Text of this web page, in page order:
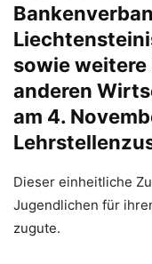
sowie
anderen
am 4.
Dieser einheitliche
Jugendlichen für
zugute.